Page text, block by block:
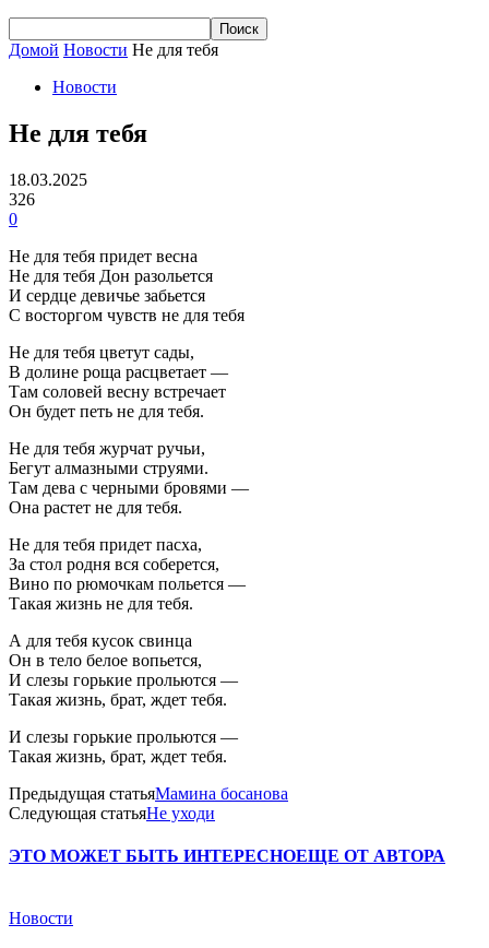
Домой Новости Не для тебя
Новости
Не для тебя
18.03.2025
326
0
Не для тебя придет весна
Не для тебя Дон разольется
И сердце девичье забьется
С восторгом чувств не для тебя
Не для тебя цветут сады,
В долине роща расцветает —
Там соловей весну встречает
Он будет петь не для тебя.
Не для тебя журчат ручьи,
Бегут алмазными струями.
Там дева с черными бровями —
Она растет не для тебя.
Не для тебя придет пасха,
За стол родня вся соберется,
Вино по рюмочкам польется —
Такая жизнь не для тебя.
А для тебя кусок свинца
Он в тело белое вопьется,
И слезы горькие прольются —
Такая жизнь, брат, ждет тебя.
И слезы горькие прольются —
Такая жизнь, брат, ждет тебя.
Предыдущая статьяМамина босанова
Следующая статьяНе уходи
ЭТО МОЖЕТ БЫТЬ ИНТЕРЕСНОЕЩЕ ОТ АВТОРА
Новости